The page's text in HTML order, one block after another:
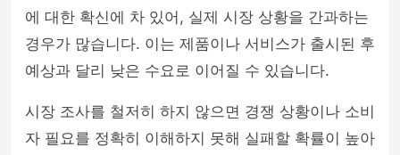
에 대한 확신에 차 있어, 실제 시장 상황을 간과하는
경우가 많습니다. 이는 제품이나 서비스가 출시된 후
예상과 달리 낮은 수요로 이어질 수 있습니다.
시장 조사를 철저히 하지 않으면 경쟁 상황이나 소비
자 필요를 정확히 이해하지 못해 실패할 확률이 높아